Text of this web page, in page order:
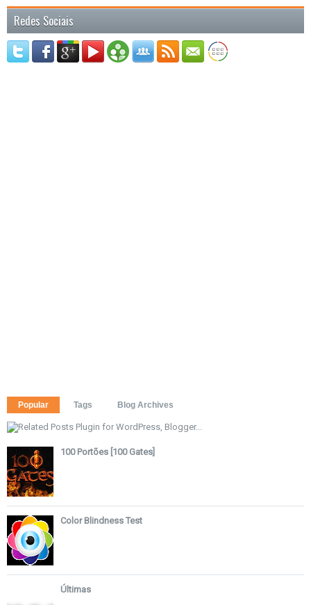
Redes Sociais
Popular Tags Blog Archives
100 Portões [100 Gates]
Color Blindness Test
Últimas